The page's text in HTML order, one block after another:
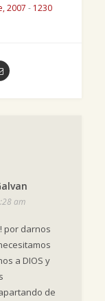
2007 - 1230
am
por darnos
a DIOS y
de